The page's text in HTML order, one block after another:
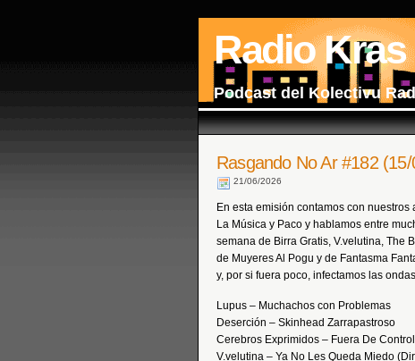
Radio
Podcast del Kolectivu
Rasgando No Ar #182
21/06/2026
En esta emisión contamos con
La Música y Paco y hablamos entre
semana de Birra Gratis, V.velutina, The
de Muyeres Al Pogu y de Fantasma
y, por si fuera poco, infectamos las
Lupus – Muchachos con Problemas
Deserción – Skinhead Zarrapastroso
Cerebros Exprimidos – Fuera De Control
V.velutina – Ya No Les Queda Miedo